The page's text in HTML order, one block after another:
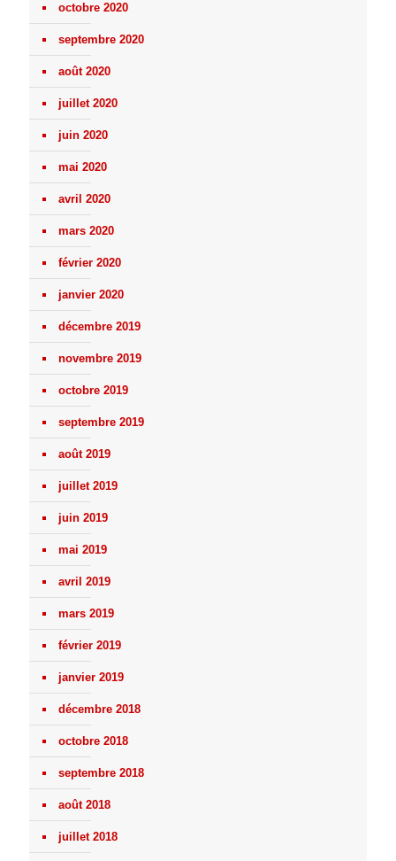
octobre 2020
septembre 2020
août 2020
juillet 2020
juin 2020
mai 2020
avril 2020
mars 2020
février 2020
janvier 2020
décembre 2019
novembre 2019
octobre 2019
septembre 2019
août 2019
juillet 2019
juin 2019
mai 2019
avril 2019
mars 2019
février 2019
janvier 2019
décembre 2018
octobre 2018
septembre 2018
août 2018
juillet 2018